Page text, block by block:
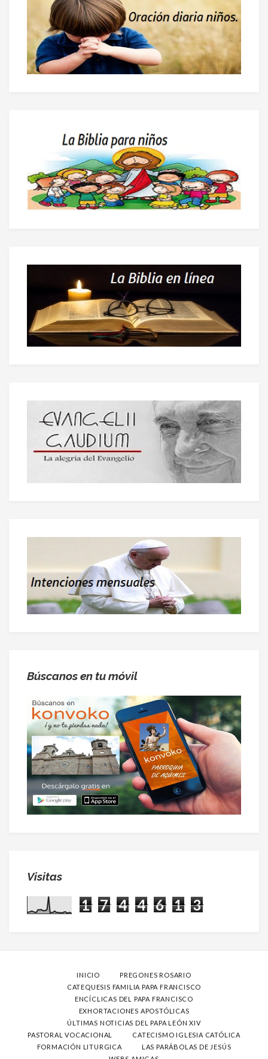
Búscanos en tu móvil
Visitas
1 7 4 4 6 1 3
INICIO
PREGONES ROSARIO
CATEQUESIS FAMILIA PAPA FRANCISCO
ENCÍCLICAS DEL PAPA FRANCISCO
EXHORTACIONES APOSTÓLICAS
ÚLTIMAS NOTICIAS DEL PAPA LEÓN XIV
PASTORAL VOCACIONAL
CATECISMO IGLESIA CATÓLICA
FORMACIÓN LITURGICA
LAS PARÁBOLAS DE JESÚS